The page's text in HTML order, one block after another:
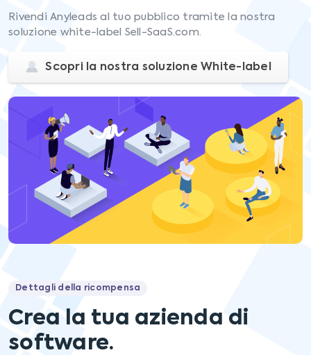
Rivendi Anyleads al tuo pubblico tramite la nostra
soluzione white-label Sell-SaaS.com.
Scopri la nostra soluzione White-label
Dettagli della ricompensa
Crea la tua azienda di
software.